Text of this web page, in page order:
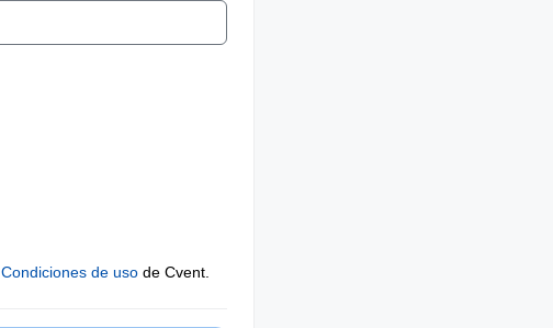
Condiciones de usode Cvent.